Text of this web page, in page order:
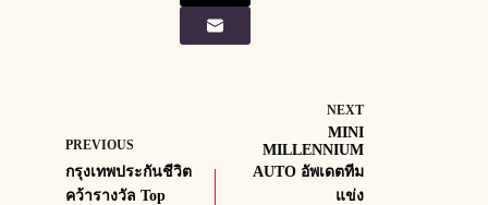
PREVIOUS
กรุงเทพประกันชีวิต
คว้ารางวัล Top
NEXT
MINI
MILLENNIUM
AUTO อัพเดตทีม
แข่ง